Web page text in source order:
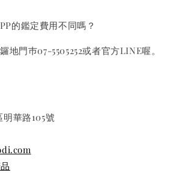
的鑑定費用不同嗎？
地門巿07-5505252或者官方LINE喔。
華路105號